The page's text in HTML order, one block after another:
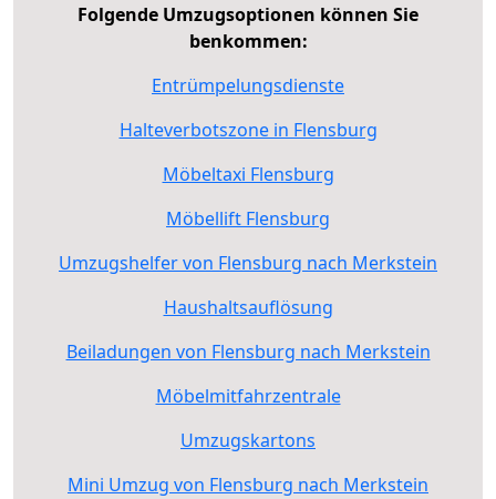
Folgende Umzugsoptionen können Sie
benkommen:
Entrümpelungsdienste
Halteverbotszone in Flensburg
Möbeltaxi Flensburg
Möbellift Flensburg
Umzugshelfer von Flensburg nach Merkstein
Haushaltsauflösung
Beiladungen von Flensburg nach Merkstein
Möbelmitfahrzentrale
Umzugskartons
Mini Umzug von Flensburg nach Merkstein